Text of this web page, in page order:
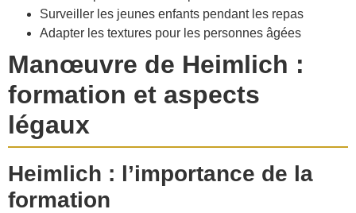
Surveiller les jeunes enfants pendant les repas
Adapter les textures pour les personnes âgées
Manœuvre de Heimlich :
formation et aspects
légaux
Heimlich : l’importance de la
formation